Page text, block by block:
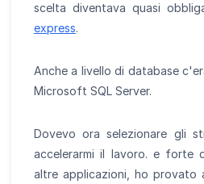
scelta diventava quasi
express.
Anche a livello di database
Microsoft SQL Server.
Dovevo ora selezionare gli
accelerarmi il lavoro. e forte
altre applicazioni, ho provato